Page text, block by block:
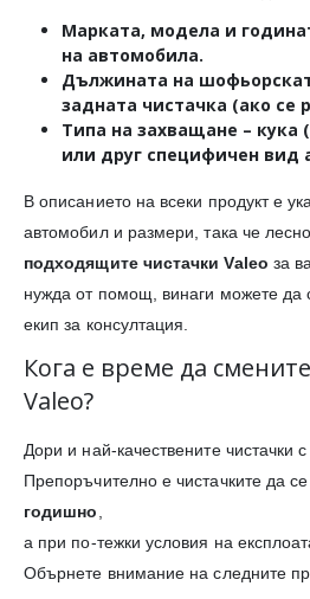
Марката, модела и
на автомобила.
Дължината на
задната чистачка (ако се
Типа на захващане – кука
или друг специфичен вид
В описанието на всеки продукт е
автомобил и размери, така че
подходящите чистачки Valeo за
нужда от помощ, винаги можете да
екип за консултация.
Кога е време да
Valeo?
Дори и най-качествените чистачки
Препоръчително е чистачките да
годишно
а при по-тежки условия на
Обърнете внимание на следните